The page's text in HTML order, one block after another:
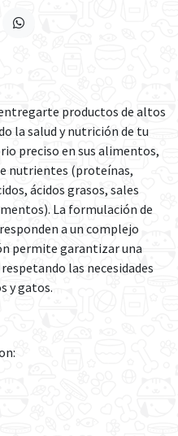
entregarte productos de altos
la salud y nutrición de tu
preciso en sus alimentos,
nutrientes (proteínas,
ácidos grasos, sales
La formulación de
a un complejo
permite garantizar una
las necesidades
y gatos.